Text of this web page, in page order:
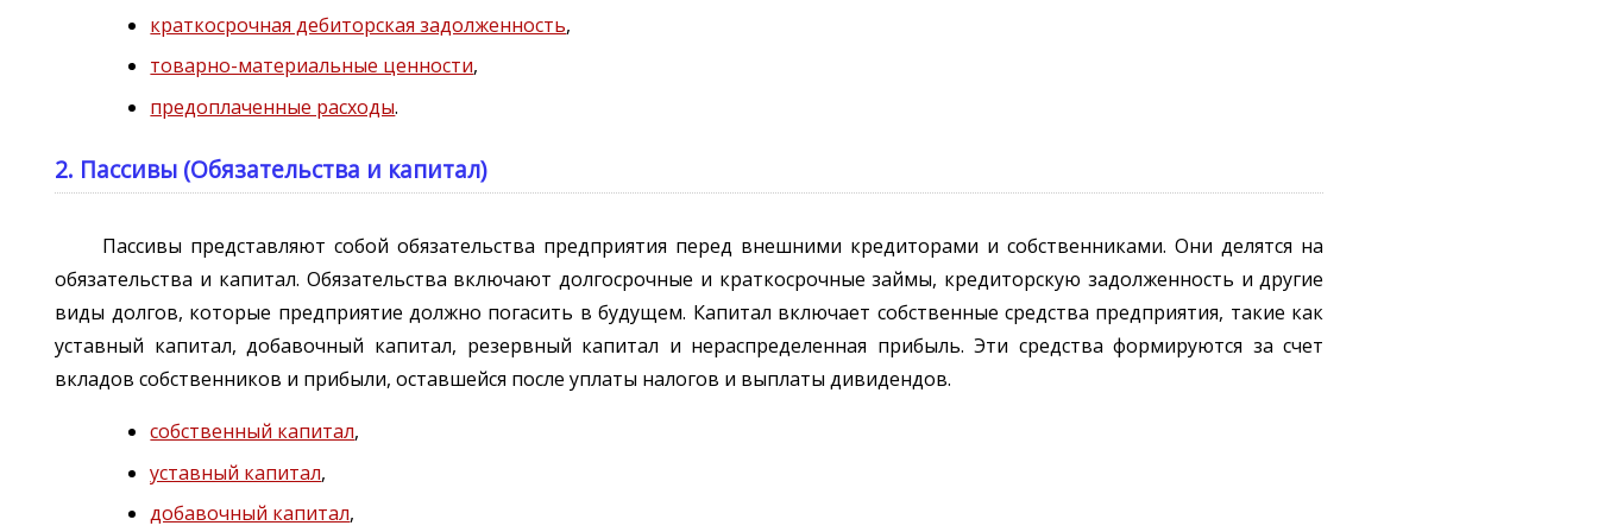
краткосрочная дебиторская задолженность,
товарно-материальные ценности,
предоплаченные расходы.
2. Пассивы (Обязательства и капитал)
Пассивы представляют собой обязательства предприятия перед внешними кредиторами и собственниками. Они делятся на
обязательства и капитал. Обязательства включают долгосрочные и краткосрочные займы, кредиторскую задолженность и другие
виды долгов, которые предприятие должно погасить в будущем. Капитал включает собственные средства предприятия, такие как
уставный капитал, добавочный капитал, резервный капитал и нераспределенная прибыль. Эти средства формируются за счет
вкладов собственников и прибыли, оставшейся после уплаты налогов и выплаты дивидендов.
собственный капитал,
уставный капитал,
добавочный капитал,